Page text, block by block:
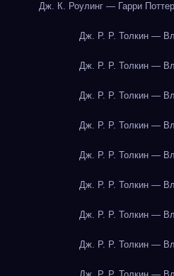
Дж. К. Роулинг — Гарри
Дж. Р. Р. Толкин —
Дж. Р. Р. Толкин —
Дж. Р. Р. Толкин —
Дж. Р. Р. Толкин —
Дж. Р. Р. Толкин —
Дж. Р. Р. Толкин —
Дж. Р. Р. Толкин —
Дж. Р. Р. Толкин —